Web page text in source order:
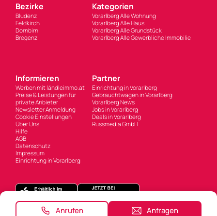
Anrufen Anfragen
Bezirke
Bludenz
Feldkirch
Dornbirn
Bregenz
Kategorien
Vorarlberg Alle Wohnung
Vorarlberg Alle Haus
Vorarlberg Alle Grundstück
Vorarlberg Alle Gewerbliche Immobilie
Informieren
Werben mit ländleimmo.at
Preise & Leistungen für
private Anbieter
Newsletter Anmeldung
Cookie Einstellungen
Über Uns
Hilfe
AGB
Datenschutz
Impressum
Einrichtung in Vorarlberg
Partner
Einrichtung in Vorarlberg
Gebrauchtwagen in Vorarlberg
Vorarlberg News
Jobs in Vorarlberg
Deals in Vorarlberg
Russmedia GmbH